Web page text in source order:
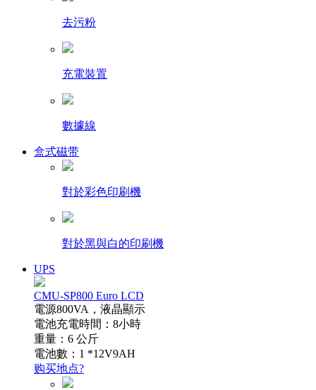
去污粉
充電裝置
數據線
盒式磁带
對於彩色印刷機
對於黑與白的印刷機
UPS
CMU-SP800 Euro LCD
電源800VA，液晶顯示
電池充電時間：8小時
重量：6 公斤
電池數：1 *12V9AH
购买地点?